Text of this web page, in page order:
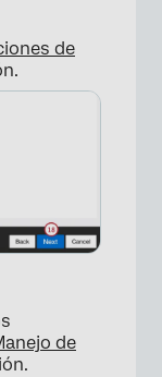
de
de